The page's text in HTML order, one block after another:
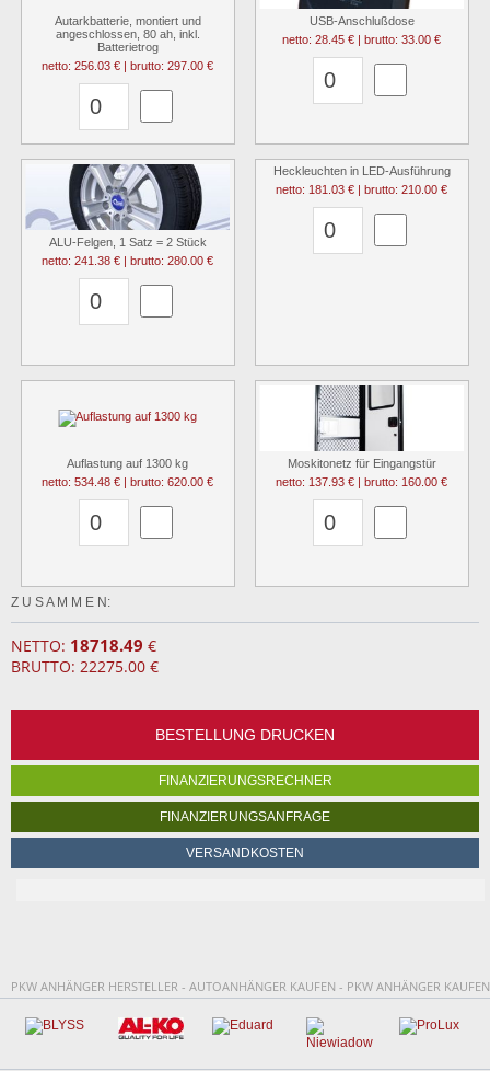
Autarkbatterie, montiert und
angeschlossen, 80 ah, inkl.
Batterietrog
netto: 256.03 € | brutto: 297.00 €
USB-Anschlußdose
netto: 28.45 € | brutto: 33.00 €
ALU-Felgen, 1 Satz = 2 Stück
netto: 241.38 € | brutto: 280.00 €
Heckleuchten in LED-Ausführung
netto: 181.03 € | brutto: 210.00 €
Auflastung auf 1300 kg
netto: 534.48 € | brutto: 620.00 €
Moskitonetz für Eingangstür
netto: 137.93 € | brutto: 160.00 €
Z U S A M M E N:
NETTO: 18718.49 €
BRUTTO: 22275.00 €
BESTELLUNG DRUCKEN
FINANZIERUNGSRECHNER
FINANZIERUNGSANFRAGE
VERSANDKOSTEN
PKW ANHÄNGER HERSTELLER - AUTOANHÄNGER KAUFEN - PKW ANHÄNGER KAUFEN